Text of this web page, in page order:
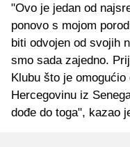
"Ovo je jedan od
ponovo s mojom
biti odvojen od svojih
smo sada zajedno.
Klubu što je
Hercegovinu iz
dođe do toga", kazao